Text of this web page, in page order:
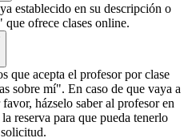
establecido en su descripción o
ofrece clases online.
que acepta el profesor por clase
sobre mí". En caso de que vaya a
házselo saber al profesor en
reserva para que pueda tenerlo